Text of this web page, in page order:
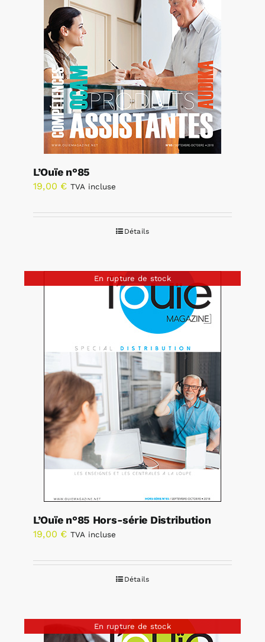
L’Ouïe n°85
19,00 € TVA incluse
Détails
En rupture de stock
L’Ouïe n°85 Hors-série Distribution
19,00 € TVA incluse
Détails
En rupture de stock